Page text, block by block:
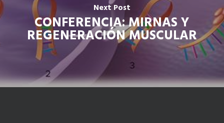
Next Post
CONFERENCIA: MIRNAS Y
REGENERACIÓN MUSCULAR